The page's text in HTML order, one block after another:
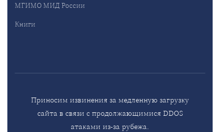
МГИМО МИД России
Книги
Приносим извинения за медленную загрузку
сайта в связи с продолжающимися DDOS
атаками из-за рубежа.